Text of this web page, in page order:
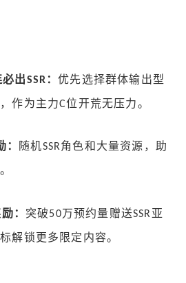
出SSR ：优先选择群体输出型
作为主力C位开荒无压力。
： 随机SSR角色和大量资源，助
： 突破50万预约量赠送SSR亚
解锁更多限定内容。